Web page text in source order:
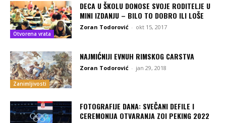
Otvorena vrata
DECA U ŠKOLU DONOSE SVOJE RODITELJE U
MINI IZDANJU – BILO TO DOBRO ILI LOŠE
Zoran Todorović - okt 15, 2017
Zanimljivosti
NAJMIĆNIJI EVNUH RIMSKOG CARSTVA
Zoran Todorović - jan 29, 2018
FOTOGRAFIJE DANA: SVEČANI DEFILE I
CEREMONIJA OTVARANJA ZOI PEKING 2022